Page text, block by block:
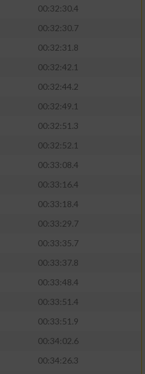
00:32:30.4
00:32:30.7
00:32:31.8
00:32:42.1
00:32:44.2
00:32:49.1
00:32:51.3
00:32:52.1
00:33:08.4
00:33:16.4
00:33:18.4
00:33:29.7
00:33:35.7
00:33:37.8
00:33:48.4
00:33:51.4
00:33:51.9
00:34:02.6
00:34:26.3